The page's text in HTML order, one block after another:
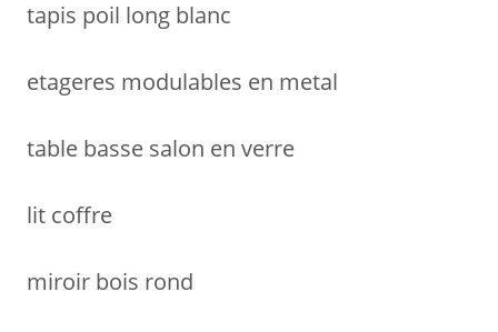
tapis poil long blanc
etageres modulables en metal
table basse salon en verre
lit coffre
miroir bois rond